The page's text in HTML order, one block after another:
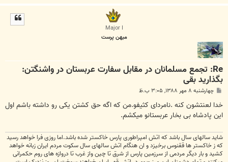
Major I
میهن پرست
Re: تجمع مسلمانان در مقابل سفارت عربستان در واشنگتن:
بگذارید بقی
س
ت
چهارشنبه ۸ مهر ۱۳۸۸, ۳:۰۵ ب.ظ
خدا لعنتشون کنه .نامردای کثیفو.من که اگه حق کشتن یکی رو داشته باشم اول
این پادشاه بی بخار عربستانو میکشم.
شاید سالهای سال باشد که اتش امپراطوری پارس خاکستر شده باشد.اما روزی فرا خواهد رسید
که ز خاکستر ها ققنوس برخیزد و ان هنگام اتش سالهای سال سکوت مردم ایران زبانه خواهد
کشید و بار دیگر مردمی از سرزمین پارس از شرق تا چین واز غرب تا دروازه های روم حکمرانی